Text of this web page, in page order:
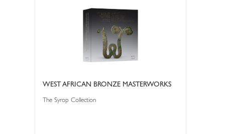
WEST AFRICAN BRONZE MASTERWORKS
The Syrop Collection